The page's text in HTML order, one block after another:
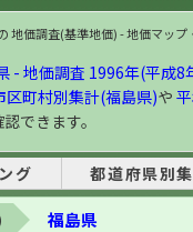
地価調査(基準地価) - 地価マッ
- 地価調査 1996年(平成8
区町村別集計(福島県)や
できます。
グ 都道府県別
福島県